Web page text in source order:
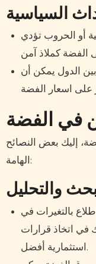
السياسية
أو الحروب تؤدي
بين الدول يمكن أن
في الفضة
إليك بعض النصائح
الهامة:
والتحليل
بالتغيرات في
في اتخاذ قرارات
استثمارية أفضل.